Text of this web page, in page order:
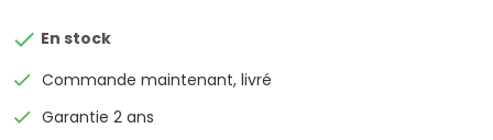
 En stock
check Commande maintenant, livré
check Garantie 2 ans